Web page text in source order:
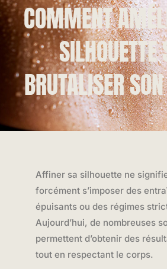
COMMENT
SILHOUETTE
BRUTALISER
Affiner sa silhouette ne
forcément s’imposer des
épuisants ou des régimes
Aujourd’hui, de nombreuses
permettent d’obtenir des
tout en respectant le corps.